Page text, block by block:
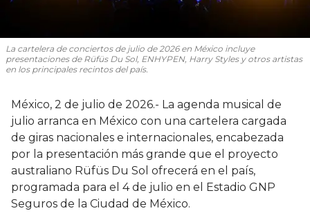
La cartelera de conciertos de julio de 2026 en México incluye
presentaciones de Rüfüs Du Sol, ENHYPEN, Harry Styles y otros artistas
en los principales recintos del país.
México, 2 de julio de 2026.- La agenda musical de
julio arranca en México con una cartelera cargada
de giras nacionales e internacionales, encabezada
por la presentación más grande que el proyecto
australiano Rüfüs Du Sol ofrecerá en el país,
programada para el 4 de julio en el Estadio GNP
Seguros de la Ciudad de México.